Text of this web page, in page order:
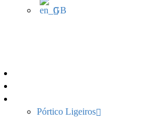
Pórtico Ligeiros